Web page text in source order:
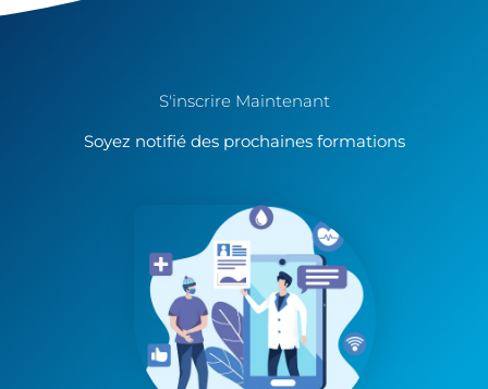
S'inscrire Maintenant
Soyez notifié des prochaines formations